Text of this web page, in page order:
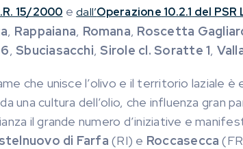
15/2000 edall’Operazione 10.2.1 del PSR
, Rappaiana, Romana, Roscetta
,Sbuciasacchi,Sirole cl. Soratte 1,
che unisce l’olivo e il territorio laziale è
una cultura dell’olio, che influenza gran
il grande numero d’iniziative e
di Farfa (RI) e Roccasecca